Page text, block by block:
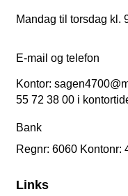
Mandag til torsdag
E-mail og telefon
Kontor:
55 72 38 00 i
Bank
Regnr: 6060 Kontonr:
Links